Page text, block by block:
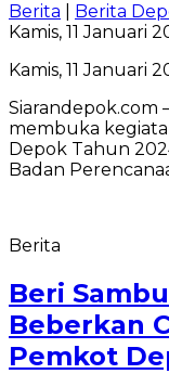
Berita Berita
Kamis, 11 Januari
Kamis, 11 Januari
Siarandepok.com
membuka
Depok Tahun
Badan
Berita
Beri
Beberkan
Pemkot